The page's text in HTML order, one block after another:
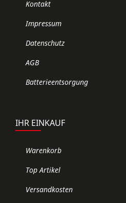
Kontakt
Impressum
Datenschutz
AGB
Batterieentsorgung
IHR EINKAUF
Warenkorb
Top Artikel
Versandkosten